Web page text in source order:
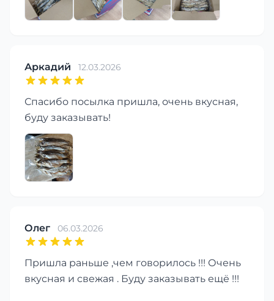
Аркадий 12.03.2026
Спасибо посылка пришла, очень вкусная,
буду заказывать!
Олег 06.03.2026
Пришла раньше ,чем говорилось !!! Очень
вкусная и свежая . Буду заказывать ещё !!!